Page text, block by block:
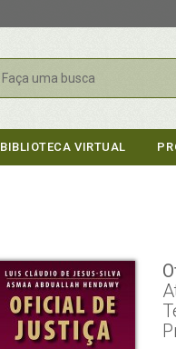
Buscar
BIBLIOTECA VIRTUAL